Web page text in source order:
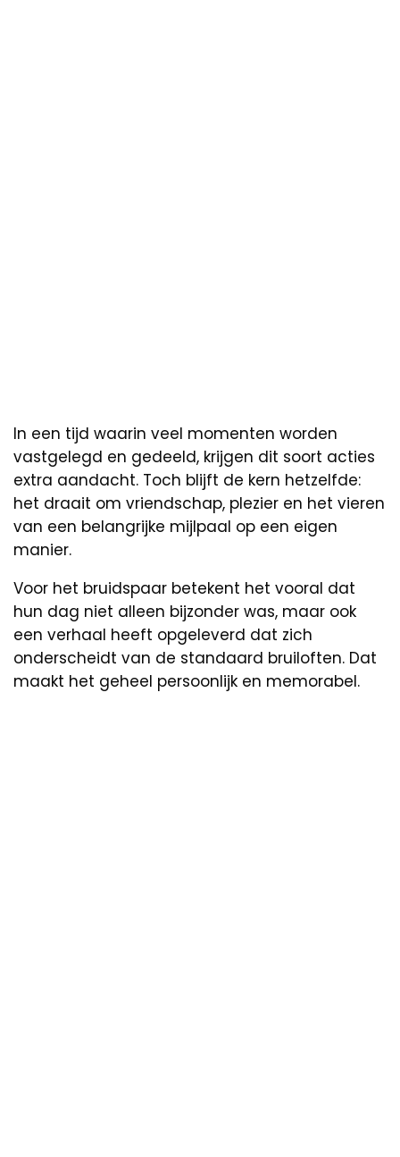
In een tijd waarin veel momenten worden
vastgelegd en gedeeld, krijgen dit soort acties
extra aandacht. Toch blijft de kern hetzelfde:
het draait om vriendschap, plezier en het vieren
van een belangrijke mijlpaal op een eigen
manier.
Voor het bruidspaar betekent het vooral dat
hun dag niet alleen bijzonder was, maar ook
een verhaal heeft opgeleverd dat zich
onderscheidt van de standaard bruiloften. Dat
maakt het geheel persoonlijk en memorabel.